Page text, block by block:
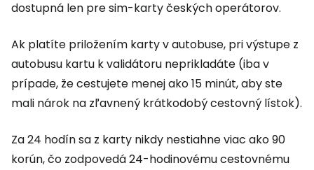
dostupná len pre sim-karty českých operátorov.
Ak platíte priložením karty v autobuse, pri výstupe z
autobusu kartu k validátoru neprikladáte (iba v
prípade, že cestujete menej ako 15 minút, aby ste
mali nárok na zľavnený krátkodobý cestovný lístok).
Za 24 hodín sa z karty nikdy nestiahne viac ako 90
korún, čo zodpovedá 24-hodinovému cestovnému